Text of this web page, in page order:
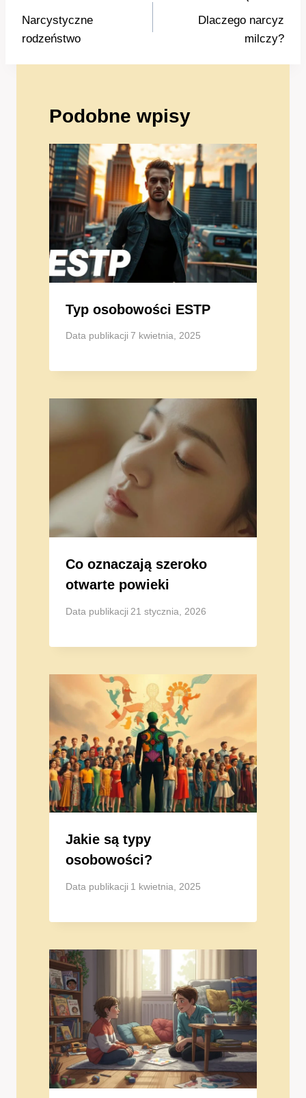
wpisu
Narcystyczne
rodzeństwo
Dlaczego narcyz
milczy?
Podobne wpisy
Typ osobowości ESTP
Data publikacji 7 kwietnia, 2025
Co oznaczają szeroko
otwarte powieki
Data publikacji 21 stycznia, 2026
Jakie są typy
osobowości?
Data publikacji 1 kwietnia, 2025